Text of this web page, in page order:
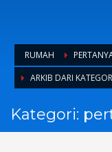
RUMAH
ARKIB DARI
Kategori: